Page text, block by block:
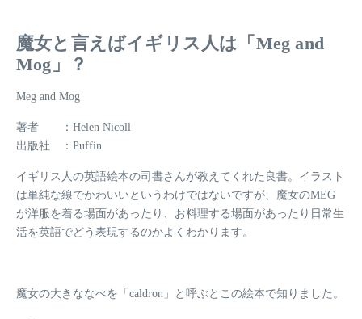
魔女と言えばイギリス人は「Meg and
Mog」？
Meg and Mog
著者 ：Helen Nicoll
出版社 ：Puffin
イギリス人の英語絵本の司書さんが教えてくれた良書。イラスト
は単純な線でかわいいというわけではないですが、魔女のMEG
が洋服を着る場面があったり、お料理する場面があったり日常生
活を英語でどう表現するのかよくわかります。
魔女の大きななべを「caldron」と呼ぶとこの絵本で知りました。